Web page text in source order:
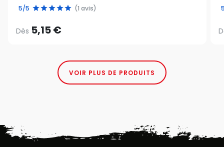
5/5 (1 avis)
Dès 5,15 €
VOIR PLUS DE PRODUITS